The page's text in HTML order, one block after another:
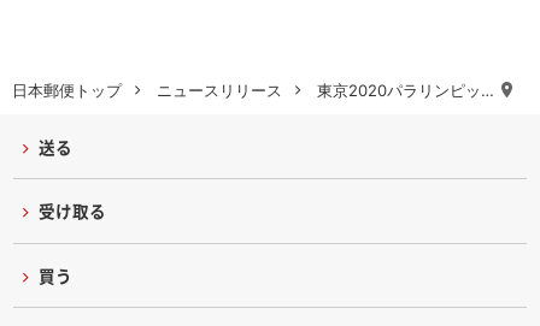
日本郵便トップ ニュースリリース 東京2020パラリンピッ…
送る
受け取る
買う